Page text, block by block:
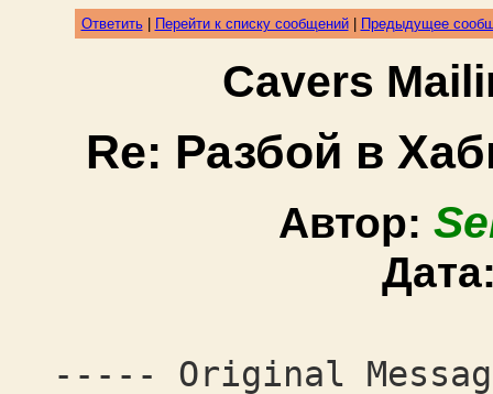
Ответить| Перейти к списку сообщений| Предыдущее
Cavers
Re: Разбой в
Автор:
----- Original